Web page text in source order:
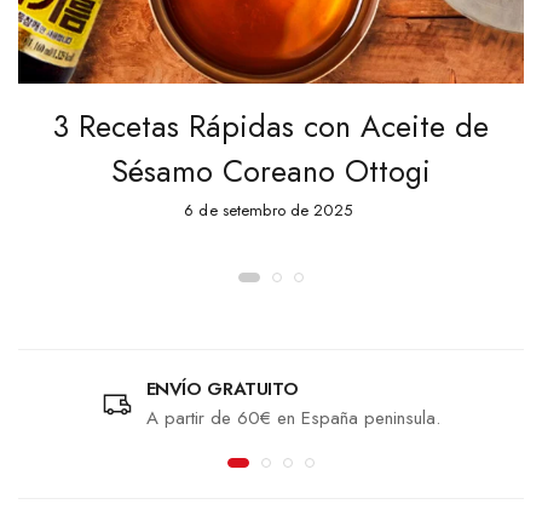
3 Recetas Rápidas con Aceite de
Sésamo Coreano Ottogi
6 de setembro de 2025
ENVÍO GRATUITO
A partir de 60€ en España peninsula.